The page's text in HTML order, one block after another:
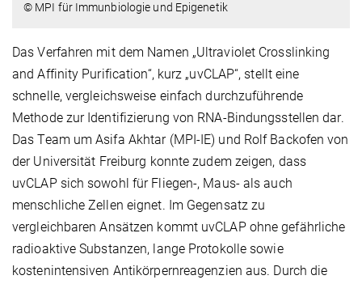
© MPI für Immunbiologie und Epigenetik
Das Verfahren mit dem Namen „Ultraviolet Crosslinking
and Affinity Purification“, kurz „uvCLAP“, stellt eine
schnelle, vergleichsweise einfach durchzuführende
Methode zur Identifizierung von RNA-Bindungsstellen dar.
Das Team um Asifa Akhtar (MPI-IE) und Rolf Backofen von
der Universität Freiburg konnte zudem zeigen, dass
uvCLAP sich sowohl für Fliegen-, Maus- als auch
menschliche Zellen eignet. Im Gegensatz zu
vergleichbaren Ansätzen kommt uvCLAP ohne gefährliche
radioaktive Substanzen, lange Protokolle sowie
kostenintensiven Antikörpernreagenzien aus. Durch die